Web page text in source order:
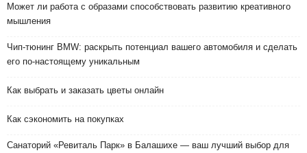
Может ли работа с образами способствовать развитию креативного
мышления
Чип-тюнинг BMW: раскрыть потенциал вашего автомобиля и сделать
его по-настоящему уникальным
Как выбрать и заказать цветы онлайн
Как сэкономить на покупках
Санаторий «Ревиталь Парк» в Балашихе — ваш лучший выбор для